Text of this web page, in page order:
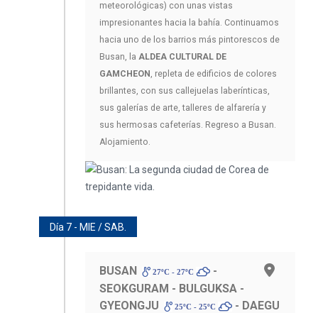
meteorológicas) con unas vistas
impresionantes hacia la bahía. Continuamos
hacia uno de los barrios más pintorescos de
Busan, la ALDEA CULTURAL DE
GAMCHEON , repleta de edificios de colores
brillantes, con sus callejuelas laberínticas,
sus galerías de arte, talleres de alfarería y
sus hermosas cafeterías. Regreso a Busan.
Alojamiento.
Día 7 - MIE / SAB.
BUSAN 27ºC - 27ºC
-
SEOKGURAM - BULGUKSA -
GYEONGJU
25ºC - 25ºC - DAEGU